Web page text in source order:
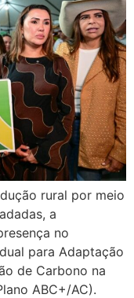
rural por meio
a
no
para Adaptação
de Carbono na
ABC+/AC).